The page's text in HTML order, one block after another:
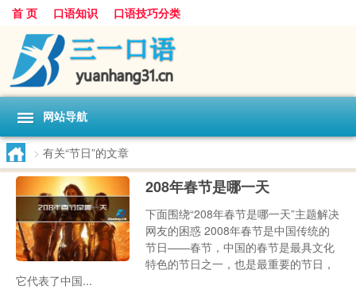
首 页 口语知识 口语技巧分类
网站导航
> 有关“节日”的文章
208年春节是哪一天
下面围绕“208年春节是哪一天”主题解决
网友的困惑 2008年春节是中国传统的
节日——春节，中国的春节是最具文化
特色的节日之一，也是最重要的节日，
它代表了中国...